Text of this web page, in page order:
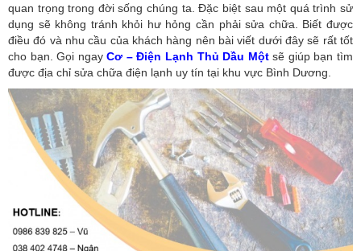
quan trọng trong đời sống chúng ta. Đặc biệt sau một quá trình sử
dụng sẽ không tránh khỏi hư hỏng cần phải sửa chữa. Biết được
điều đó và nhu cầu của khách hàng nên bài viết dưới đây sẽ rất tốt
cho bạn. Gọi ngayCơ – Điện Lạnh Thủ Dầu Một sẽ giúp bạn tìm
được địa chỉ sửa chữa điện lạnh uy tín tại khu vực Bình Dương.